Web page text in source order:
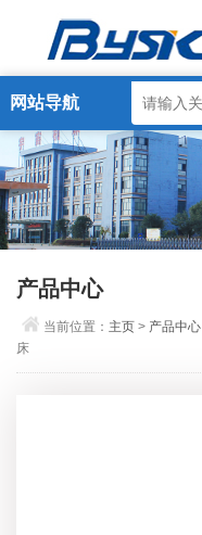
网站导航
产品中心
当前位置： 主页 > 产品中心
床